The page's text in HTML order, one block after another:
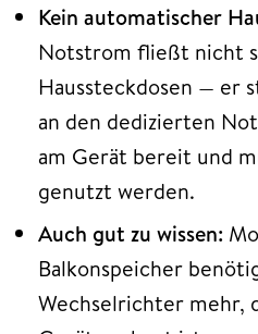
Kein automatischer
Notstrom fließt nicht
Haussteckdosen — er
an den dedizierten
am Gerät bereit und
genutzt werden.
Auch gut zu wissen:
Balkonspeicher
Wechselrichter mehr,